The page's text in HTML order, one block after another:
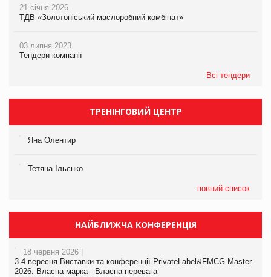
21 січня 2026
ТДВ «Золотоніський маслоробний комбінат»
03 липня 2023
Тендери компанії
Всі тендери
ТРЕНІНГОВИЙ ЦЕНТР
Яна Олентир
Тетяна Ільєнко
повний список
НАЙБЛИЖЧА КОНФЕРЕНЦІЯ
18 червня 2026 |
3-4 вересня Виставки та конференції PrivateLabel&FMCG Master-
2026: Власна марка - Власна перевага